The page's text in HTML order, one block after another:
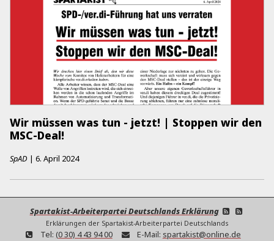
Wir müssen was tun - jetzt! | Stoppen wir den
MSC-Deal!
SpAD | 6. April 2024
Spartakist-Arbeiterpartei Deutschlands Erklärung
Erklärungen der Spartakist-Arbeiterpartei Deutschlands
Tel: (0 30) 4 43 94 00 E-Mail: spartakist@online.de